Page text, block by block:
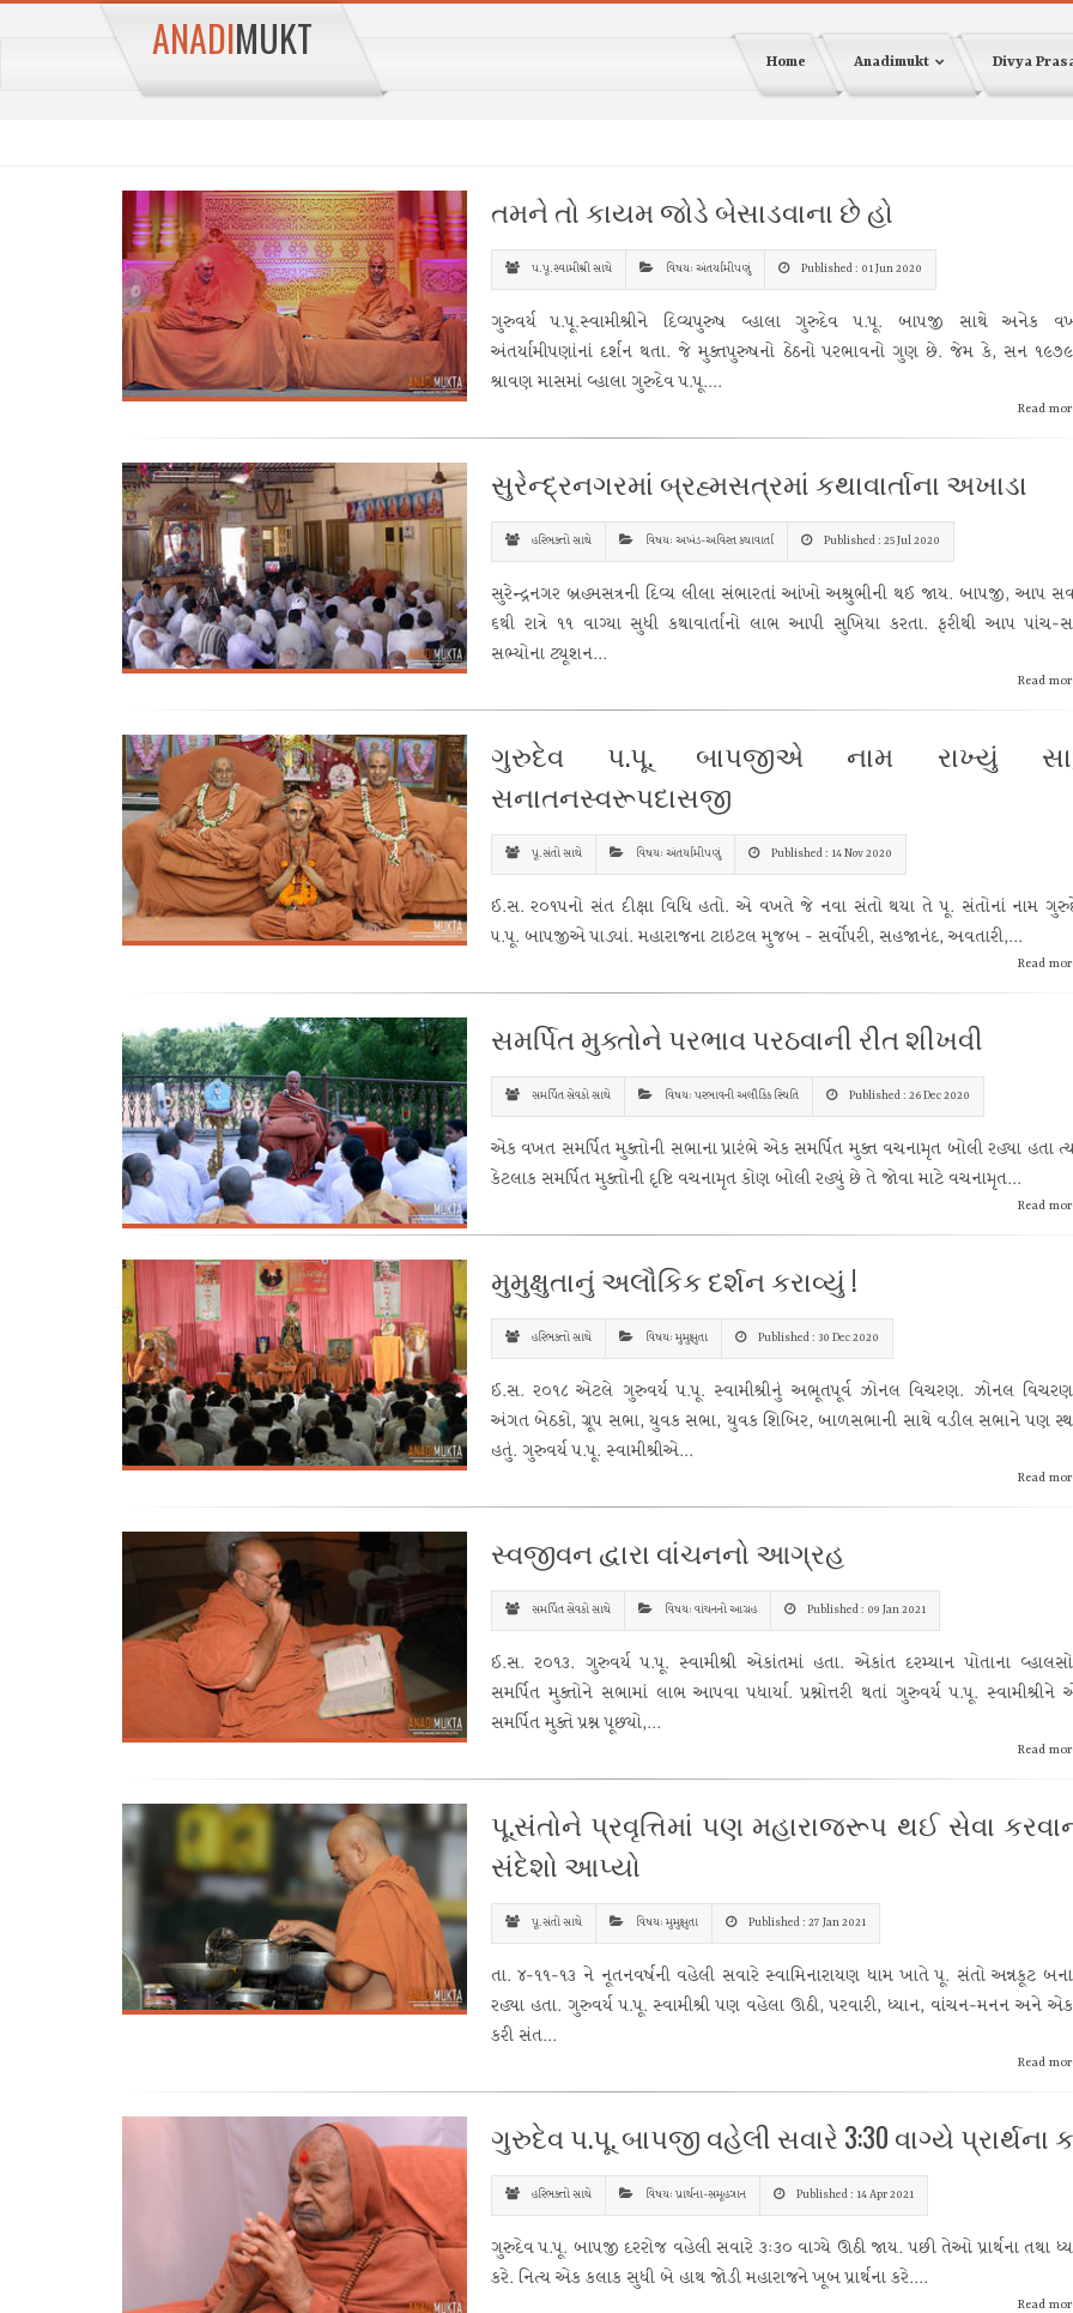
ANADIMUKT Home Anadimukt Divya
તમને તો કાયમ જોડે બેસાડવાના છે હો
પ.પૂ.સ્વામીશ્રી સાથે વિષય: અંતર્યામીપણું Published : 01 Jun 2020
ગુરુવર્ય પ.પૂ.સ્વામીશ્રીને દિવ્યપુરુષ વ્હાલા ગુરુદેવ પ.પૂ. બાપજી સાથે અનેક
અંતર્યામીપણાંનાં દર્શન થતા. જે મુક્તપુરુષનો ઠેઠનો પરભાવનો ગુણ છે. જેમ કે, સન
શ્રાવણ માસમાં વ્હાલા ગુરુદેવ પ.પૂ....
Read
સુરેન્દ્રનગરમાં બ્રહ્મસત્રમાં કથાવાર્તાના અખાડા
હરિભક્તો સાથે વિષય: અખંડ-અવિરત કથાવાર્તા Published : 25 Jul 2020
સુરેન્દ્રનગર બ્રહ્મસત્રની દિવ્ય લીલા સંભારતાં આંખો અશ્રુભીની થઈ જાય. બાપજી, આપ
૬થી રાત્રે ૧૧ વાગ્યા સુધી કથાવાર્તાનો લાભ આપી સુખિયા કરતા. ફરીથી આપ પાંચ-
સભ્યોના ટ્યૂશન...
Read
ગુરુદેવ પ.પૂ. બાપજીએ નામ રાખ્યું
સનાતનસ્વરૂપદાસજી
પૂ.સંતો સાથે વિષય: અંતર્યામીપણું Published : 14 Nov 2020
ઈ.સ. ૨૦૧૫નો સંત દીક્ષા વિધિ હતો. એ વખતે જે નવા સંતો થયા તે પૂ. સંતોનાં નામ
પ.પૂ. બાપજીએ પાડ્યાં. મહારાજના ટાઇટલ મુજબ - સર્વોપરી, સહજાનંદ, અવતારી,...
Read
સમર્પિત મુક્તોને પરભાવ પરઠવાની રીત શીખવી
સમર્પિત સેવકો સાથે વિષય: પરભાવની અલૌકિક સ્થિતિ Published : 26 Dec 2020
એક વખત સમર્પિત મુક્તોની સભાના પ્રારંભે એક સમર્પિત મુક્ત વચનામૃત બોલી રહ્યા હતા
કેટલાક સમર્પિત મુક્તોની દૃષ્ટિ વચનામૃત કોણ બોલી રહ્યું છે તે જોવા માટે વચનામૃત...
Read
મુમુક્ષુતાનું અલૌકિક દર્શન કરાવ્યું !
હરિભક્તો સાથે વિષય: મુમુક્ષુતા Published : 30 Dec 2020
ઈ.સ. ૨૦૧૮ એટલે ગુરુવર્ય પ.પૂ. સ્વામીશ્રીનું અભૂતપૂર્વ ઝોનલ વિચરણ. ઝોનલ
અંગત બેઠકો, ગ્રૂપ સભા, યુવક સભા, યુવક શિબિર, બાળસભાની સાથે વડીલ સભાને પણ
હતું. ગુરુવર્ય પ.પૂ. સ્વામીશ્રીએ...
Read
સ્વજીવન દ્વારા વાંચનનો આગ્રહ
સમર્પિત સેવકો સાથે વિષય: વાંચનનો આગ્રહ Published : 09 Jan 2021
ઈ.સ. ૨૦૧૩. ગુરુવર્ય પ.પૂ. સ્વામીશ્રી એકાંતમાં હતા. એકાંત દરમ્યાન પોતાના
સમર્પિત મુક્તોને સભામાં લાભ આપવા પધાર્યા. પ્રશ્નોત્તરી થતાં ગુરુવર્ય પ.પૂ. સ્વામીશ્રીને
સમર્પિત મુક્તે પ્રશ્ન પૂછ્યો,...
Read
પૂ.સંતોને પ્રવૃત્તિમાં પણ મહારાજરૂપ થઈ સેવા
સંદેશો આપ્યો
પૂ.સંતો સાથે વિષય: મુમુક્ષુતા Published : 27 Jan 2021
તા. ૪-૧૧-૧૩ ને નૂતનવર્ષની વહેલી સવારે સ્વામિનારાયણ ધામ ખાતે પૂ. સંતો અન્નકૂટ
રહ્યા હતા. ગુરુવર્ય પ.પૂ. સ્વામીશ્રી પણ વહેલા ઊઠી, પરવારી, ધ્યાન, વાંચન-મનન અને
કરી સંત...
Read
ગુરુદેવ પ.પૂ. બાપજી વહેલી સવારે 3:30 વાગ્યે પ્રાર્થના
હરિભક્તો સાથે વિષય: પ્રાર્થના-સમૂહગાન Published : 14 Apr 2021
ગુરુદેવ પ.પૂ. બાપજી દરરોજ વહેલી સવારે ૩:૩૦ વાગ્યે ઊઠી જાય. પછી તેઓ પ્રાર્થના તથા
કરે. નિત્ય એક કલાક સુધી બે હાથ જોડી મહારાજને ખૂબ પ્રાર્થના કરે....
Read